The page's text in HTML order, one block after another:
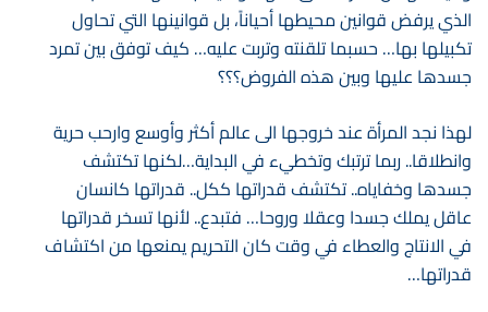
الذي يرفض قوانين محيطها أحياناً، بل قوانينها التي تحاول
تكبيلها بها… حسبما تلقنته وتربت عليه… كيف توفق بين تمرد
جسدها عليها وبين هذه الفروض؟؟؟
لهذا نجد المرأة عند خروجها الى عالم أكثر وأوسع وارحب حرية
وانطلاقا.. ربما ترتبك وتخطيء في البداية…لكنها تكتشف
جسدها وخفاياه.. تكتشف قدراتها ككل.. قدراتها كانسان
عاقل يملك جسدا وعقلا وروحا… فتبدع.. لأنها تسخر قدراتها
في الانتاج والعطاء في وقت كان التحريم يمنعها من اكتشاف
قدراتها…